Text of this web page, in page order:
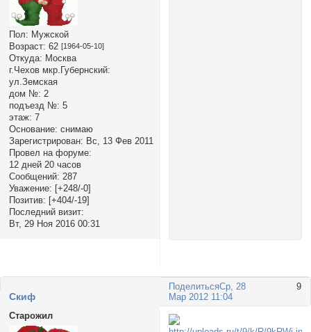
Пол: Мужской
Возраст: 62 [1964-05-10]
Откуда: Москва
г.Чехов мкр.Губернский:
ул.Земская
дом №: 2
подъезд №: 5
этаж: 7
Основание: снимаю
Зарегистрирован: Вс, 13 Фев 2011
Провел на форуме:
12 дней 20 часов
Сообщений: 287
Уважение: [+248/-0]
Позитив: [+404/-19]
Последний визит:
Вт, 29 Ноя 2016 00:31
Поделиться 9
Ср, 28
Мар 2012 11:04
Cкиф
Старожил